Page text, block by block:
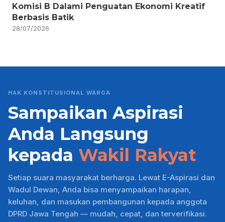
Komisi B Dalami Penguatan Ekonomi Kreatif
Berbasis Batik
28/07/2026
HAK KONSTITUSIONAL WARGA
Sampaikan Aspirasi
Anda Langsung
kepada Wakil Rakyat
Setiap suara masyarakat berharga. Lewat E-Aspirasi dan
Wadul Dewan, Anda bisa menyampaikan harapan,
keluhan, dan masukan pembangunan kepada anggota
DPRD Jawa Tengah — mudah, cepat, dan terverifikasi.